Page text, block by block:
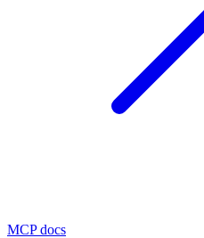
MCP docs